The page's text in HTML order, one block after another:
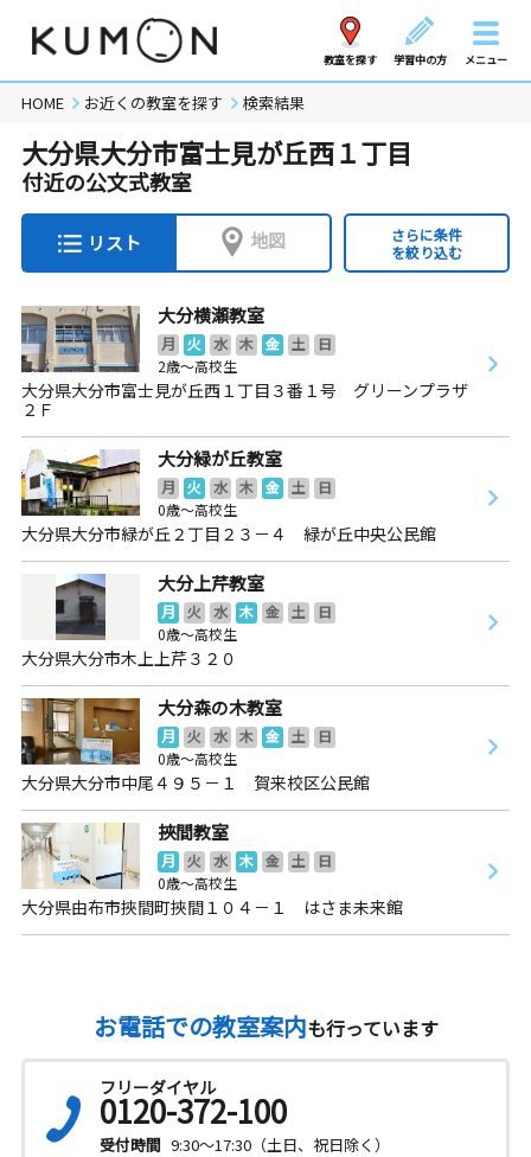
教室を探す 学習中の方 メニュー
HOME お近くの教室を探す 検索結果
大分県大分市富士見が丘西１丁目
付近の公文式教室
リスト 地図
さらに条件
を絞り込む
大分横瀬教室
月 火 水 木 金 土
日
2歳～高校生
大分県大分市富士見が丘西１丁目３番１号 グリーンプラザ
２Ｆ
大分緑が丘教室
月 火 水 木 金 土
日
0歳～高校生
大分県大分市緑が丘２丁目２３－４ 緑が丘中央公民館
大分上芹教室
月 火 水 木 金 土
日
0歳～高校生
大分県大分市木上上芹３２０
大分森の木教室
月 火 水 木 金 土
日
0歳～高校生
大分県大分市中尾４９５－１ 賀来校区公民館
挾間教室
月 火 水 木 金 土
日
0歳～高校生
大分県由布市挾間町挾間１０４－１ はさま未来館
お電話での教室案内も行っています
フリーダイヤル
0120-372-100
受付時間 9:30～17:30（土日、祝日除く）